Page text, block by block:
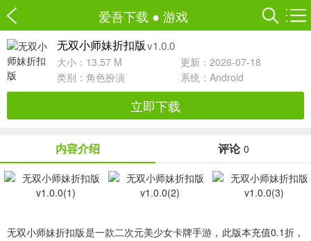
爱吾下载 ● 游戏
无双小师妹折扣版 v1.0.0
大小：13.57 M
更新：2026-07-18
类别： 角色扮演 系统：Android
立即下载
内容介绍 评论 0
无双小师妹折扣版是一款二次元美少女卡牌手游，此版本充值0.1折，